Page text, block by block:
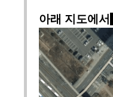
아래 지도에서